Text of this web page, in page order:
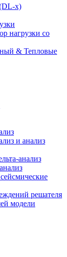
х)
нагрузки со
& Тепловые
и анализ
анализ
решателя
модели